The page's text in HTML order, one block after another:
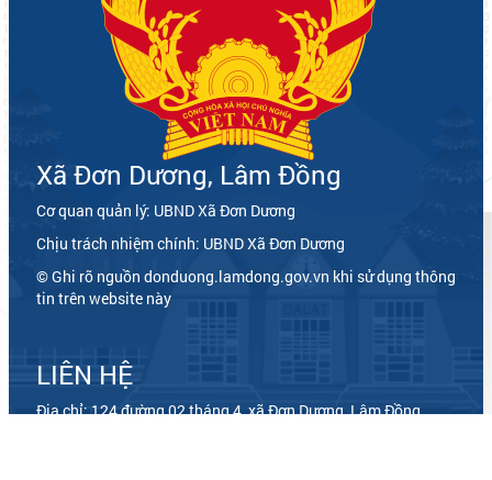
Xã Đơn Dương, Lâm Đồng
Cơ quan quản lý: UBND Xã Đơn Dương
Chịu trách nhiệm chính: UBND Xã Đơn Dương
© Ghi rõ nguồn donduong.lamdong.gov.vn khi sử dụng thông
tin trên website này
LIÊN HỆ
Địa chỉ: 124 đường 02 tháng 4, xã Đơn Dương, Lâm Đồng